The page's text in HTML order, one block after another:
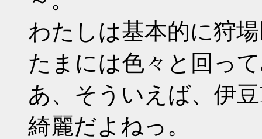
わたしは基本的に狩
たまには色々と回っ
あ、そういえば、伊
綺麗だよねっ。